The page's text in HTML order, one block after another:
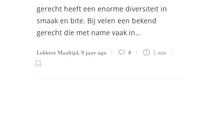
gerecht heeft een enorme diversiteit in
smaak en bite. Bij velen een bekend
gerecht die met name vaak in…
Lekkere Maaltijd 9 jaar ago 0 1 min